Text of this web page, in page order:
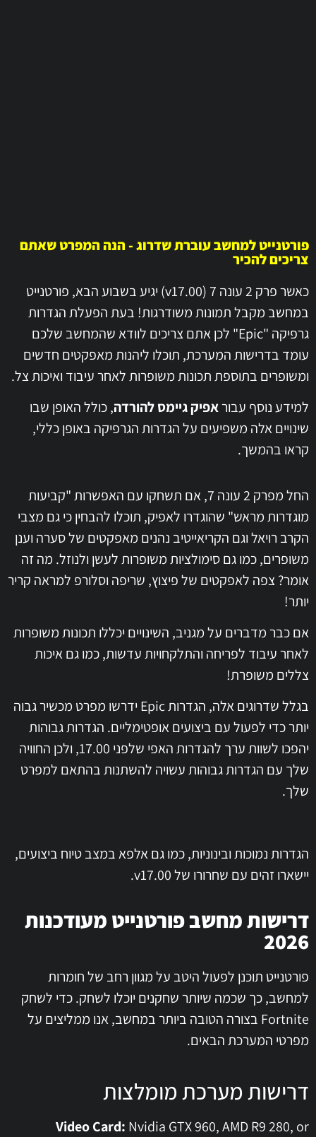
פורטנייט למחשב עוברת שדרוג - הנה המפרט שאתם
צריכים להכיר
כאשר פרק 2 עונה 7 (v17.00) יגיע בשבוע הבא, פורטנייט
במחשב מקבל תמונות משודרגות! בעת הפעלת הגדרות
גרפיקה "Epic" לכן אתם צריכים לוודא שהמחשב שלכם
עומד בדרישות המערכת, תוכלו ליהנות מאפקטים חדשים
ומשופרים בתוספת תכונות משופרות לאחר עיבוד ואיכות צל.
למידע נוסף עבוראפיק גיימס להורדה, כולל האופן שבו
שינויים אלה משפיעים על הגדרות הגרפיקה באופן כללי,
קראו בהמשך.
החל מפרק 2 עונה 7, אם תשחקו עם האפשרות "קביעות
מוגדרות מראש" שהוגדרו לאפיק, תוכלו להבחין כי גם מצבי
הקרב רויאל וגם הקריאייטיב נהנים מאפקטים של סערה וענן
משופרים, כמו גם סימולציות משופרות לעשן ולנוזל. מה זה
אומר? צפה לאפקטים של פיצוץ, שריפה וסלורפ למראה קריר
יותר!
אם כבר מדברים על מגניב, השינויים יכללו תכונות משופרות
לאחר עיבוד לפריחה והתלקחויות עדשות, כמו גם איכות
צללים משופרת!
בגלל שדרוגים אלה, הגדרות Epic ידרשו מפרט מכשיר גבוה
יותר כדי לפעול עם ביצועים אופטימליים. הגדרות גבוהות
יהפכו לשוות ערך להגדרות האפי שלפני 17.00, ולכן החוויה
שלך עם הגדרות גבוהות עשויה להשתנות בהתאם למפרט
שלך.
הגדרות נמוכות ובינוניות, כמו גם אלפא במצב טיוח ביצועים,
יישארו זהים עם שחרורו של v17.00.
דרישות מחשב פורטנייט מעודכנות
2026
פורטנייט תוכנן לפעול היטב על מגוון רחב של חומרות
למחשב, כך שכמה שיותר שחקנים יוכלו לשחק. כדי לשחק
Fortnite בצורה הטובה ביותר במחשב, אנו ממליצים על
מפרטי המערכת הבאים.
דרישות מערכת מומלצות
Video Card: Nvidia GTX 960, AMD R9 280, or